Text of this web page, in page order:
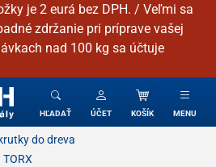
je 2 eurá bez DPH. / Veľmi sa
zdržanie pri príprave vašej
nad 100 kg sa účtuje
HĽADAŤ ÚČET KOŠÍK MENU
do dreva